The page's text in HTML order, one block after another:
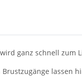
ganz schnell zum
lassen